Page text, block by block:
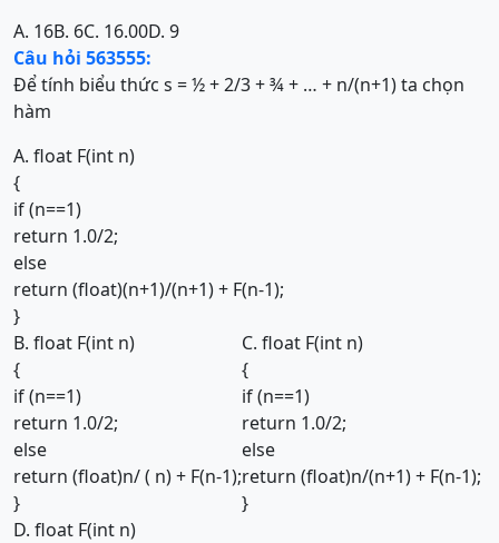
A. 16B. 6C. 16.00D. 9
Câu hỏi 563555:
Để tính biểu thức s = ½ + 2/3 + ¾ + … + n/(n+1) ta chọn
hàm
A. float F(int n)
{
if (n==1)
return 1.0/2;
else
return (float)(n+1)/(n+1) + F(n-1);
}
B. float F(int n)
{
if (n==1)
return 1.0/2;
else
return (float)n/ ( n) + F(n-1);
}
C. float F(int n)
{
if (n==1)
return 1.0/2;
else
return (float)n/(n+1) + F(n-1);
}
D. float F(int n)